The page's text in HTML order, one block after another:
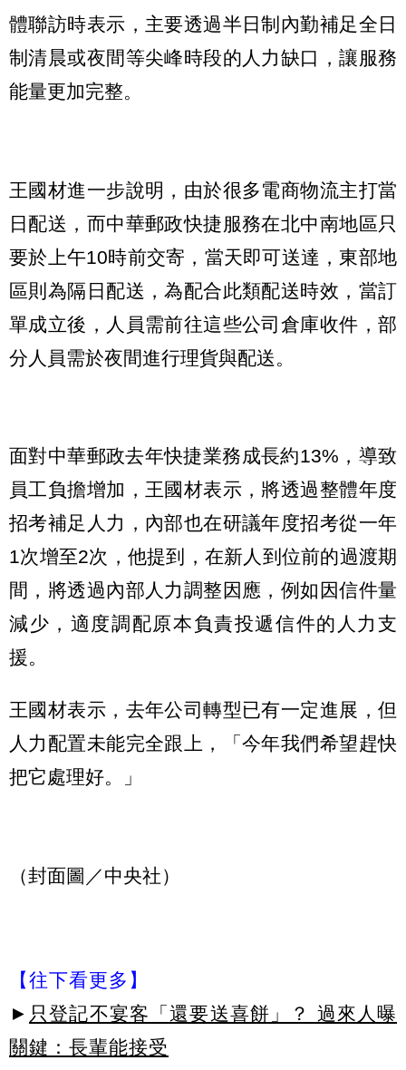
體聯訪時表示，主要透過半日制內勤補足全日
制清晨或夜間等尖峰時段的人力缺口，讓服務
能量更加完整。
王國材進一步說明，由於很多電商物流主打當
日配送，而中華郵政快捷服務在北中南地區只
要於上午10時前交寄，當天即可送達，東部地
區則為隔日配送，為配合此類配送時效，當訂
單成立後，人員需前往這些公司倉庫收件，部
分人員需於夜間進行理貨與配送。
面對中華郵政去年快捷業務成長約13%，導致
員工負擔增加，王國材表示，將透過整體年度
招考補足人力，內部也在研議年度招考從一年
1次增至2次，他提到，在新人到位前的過渡期
間，將透過內部人力調整因應，例如因信件量
減少，適度調配原本負責投遞信件的人力支
援。
王國材表示，去年公司轉型已有一定進展，但
人力配置未能完全跟上，「今年我們希望趕快
把它處理好。」
（封面圖／中央社）
【往下看更多】
► 只登記不宴客「還要送喜餅」？ 過來人曝
關鍵：長輩能接受